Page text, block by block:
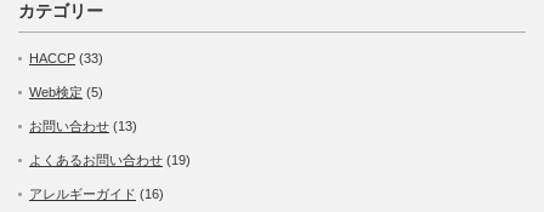
カテゴリー
HACCP (33)
Web検定 (5)
お問い合わせ (13)
よくあるお問い合わせ (19)
アレルギーガイド (16)